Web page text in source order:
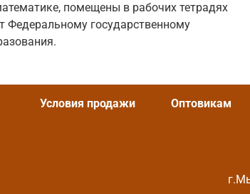
помещены в рабочих тетрадях
Федеральному государственному
Условия продажи Оптовикам